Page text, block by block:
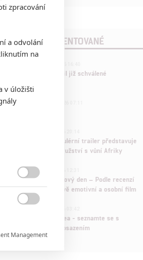
POSLEDNÍ KOMENTOVANÉ
Marvel nečekaně zrušil již schválené
433
Děti krve a kostí: Regulérní trailer představuje
akční fantasy dobrodružství s vůní Afriky
ČLÁNEK | 30.07.2026 12:31
Spider-Man: Zbrusu nový den – Podle recenzí
máme čekat překvapivě emotivní a osobní film
Velké preview: Odyssea - seznamte se s
maximálně nabitým obsazením
zpracování
a odvolání
na
v úložišti

Management